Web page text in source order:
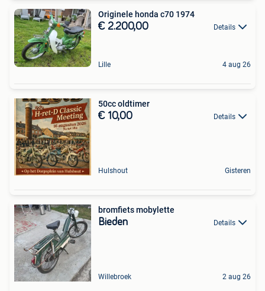
Originele honda c70 1974
€ 2.200,00 Details
Lille 4 aug 26
50cc oldtimer
€ 10,00 Details
Hulshout Gisteren
bromfiets mobylette
Bieden Details
Willebroek 2 aug 26